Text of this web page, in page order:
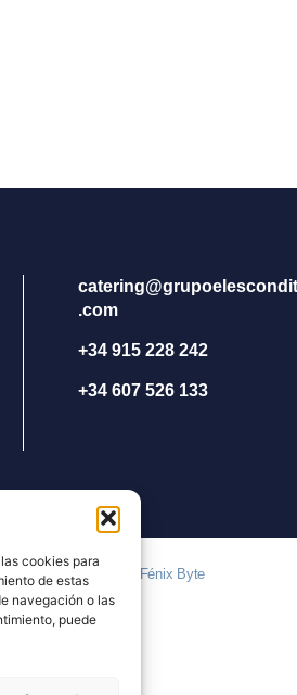
cookies para
de estas
navegación o las
puede
.com
+34 915 228 242
+34 607 526 133
| Diseñado con ♡ por Fénix Byte